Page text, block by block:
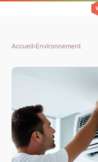
Accueil›Environnement